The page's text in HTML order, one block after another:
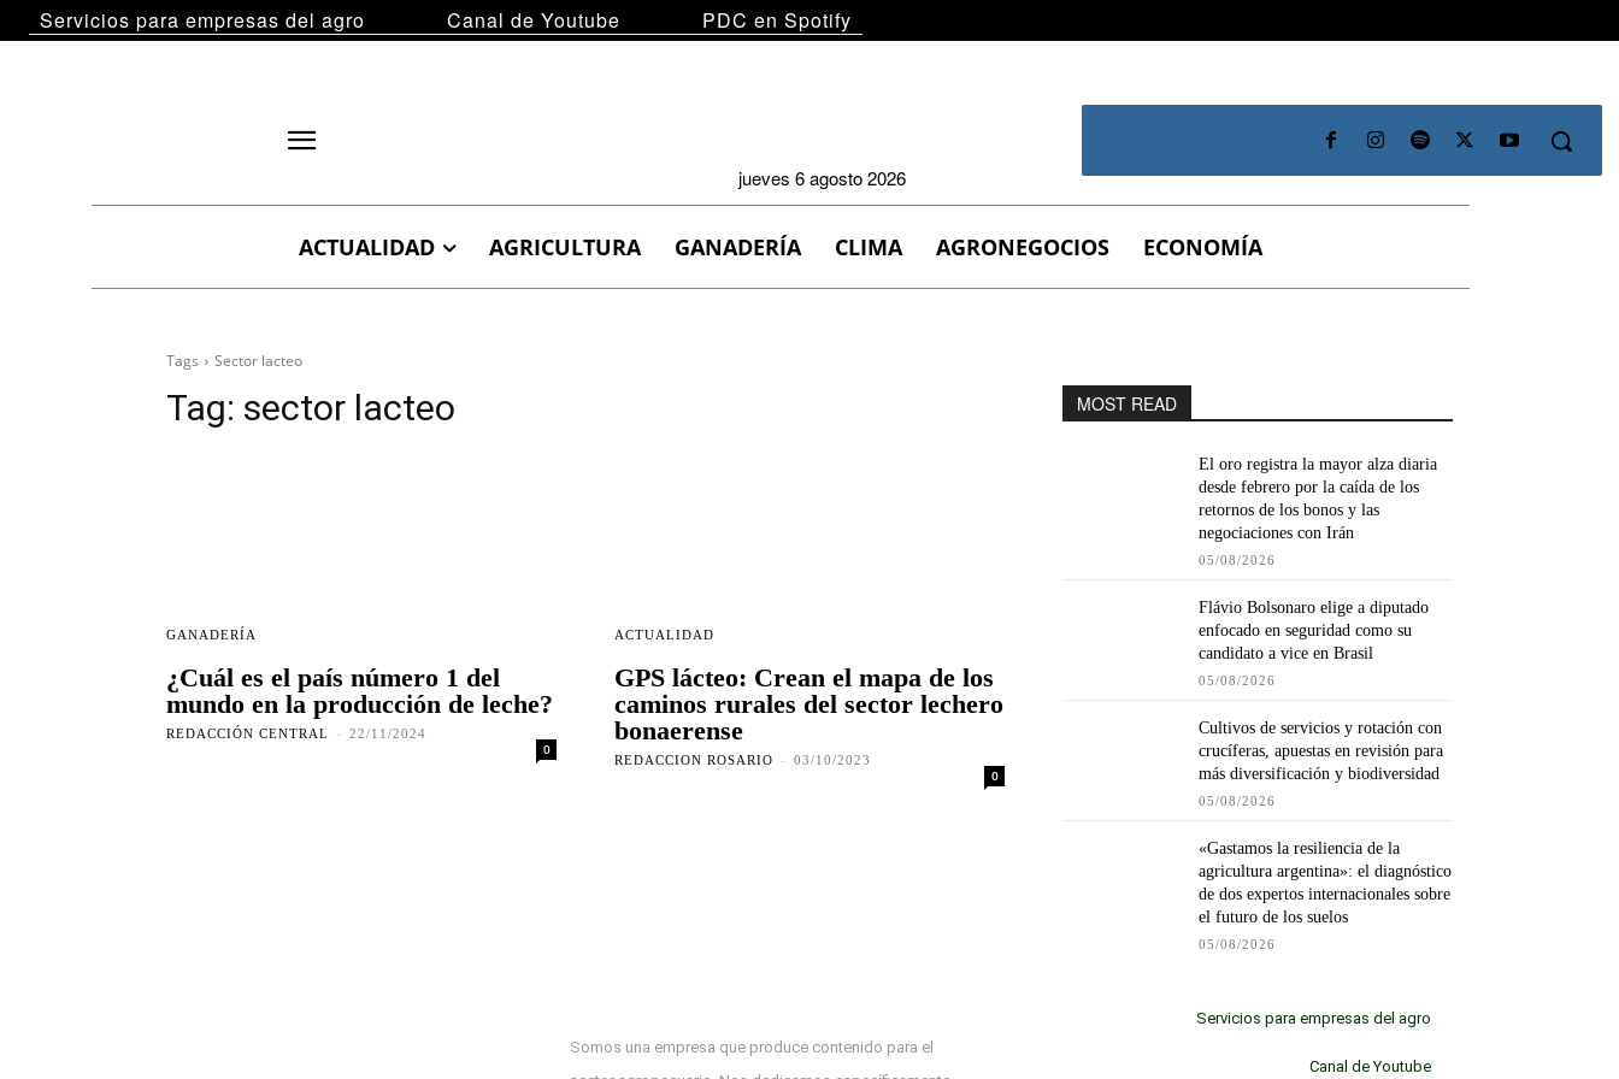
Servicios para empresas del agro Canal de Youtube PDC en Spotify
jueves 6 agosto 2026
ACTUALIDAD AGRICULTURA GANADERÍA CLIMA AGRONEGOCIOS ECONOMÍA
Tags Sector lacteo
Tag: sector lacteo
GANADERÍA
¿Cuál es el país número 1 del
mundo en la producción de leche?
REDACCIÓN CENTRAL - 22/11/2024
0
ACTUALIDAD
GPS lácteo: Crean el mapa de los
caminos rurales del sector lechero
bonaerense
REDACCION ROSARIO - 03/10/2023
0
MOST READ
El oro registra la mayor alza diaria
desde febrero por la caída de los
retornos de los bonos y las
negociaciones con Irán
05/08/2026
Flávio Bolsonaro elige a diputado
enfocado en seguridad como su
candidato a vice en Brasil
05/08/2026
Cultivos de servicios y rotación con
crucíferas, apuestas en revisión para
más diversificación y biodiversidad
05/08/2026
«Gastamos la resiliencia de la
agricultura argentina»: el diagnóstico
de dos expertos internacionales sobre
el futuro de los suelos
05/08/2026
Somos una empresa que produce contenido para el
Servicios para empresas del agro
Canal de Youtube